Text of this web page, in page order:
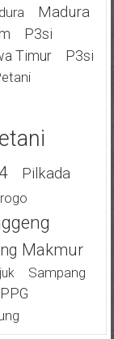
Madura
P3si
Timur
P3si
Pilkada
Makmur
Sampang